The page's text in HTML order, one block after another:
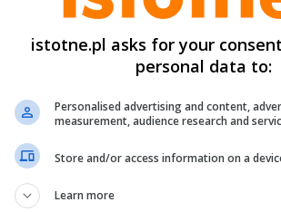
duże powierzchnie to :
to idealne miejsce na wybudowanie
to łąki, pola i lasy
znikomy ruch uliczny
istotne.pl asks for your
personal data to:
Personalised advertising and content,
measurement, audience research and
Store and/or access information on a
Learn more